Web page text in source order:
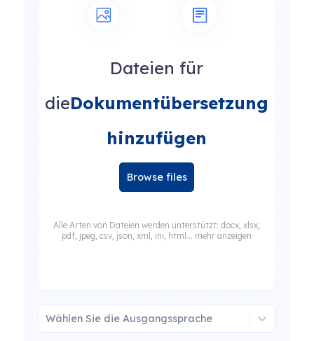
Dateien für
dieDokumentübersetzung
hinzufügen
Browse files
Alle Arten von Dateien werden unterstützt: docx, xlsx,
pdf, jpeg, csv, json, xml, ini, html... mehr anzeigen
Wählen Sie die Ausgangssprache